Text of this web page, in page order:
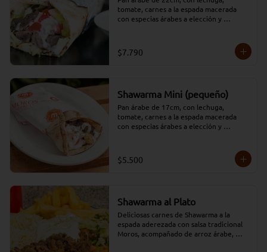
tomate, carnes a la espada macerada
con especias árabes a elección y
Carne/Pollo/Mixto/Falafel)
$7.790
Shawarma Mini (pequeño)
Pan árabe de 17cm, con lechuga,
tomate, carnes a la espada macerada
con especias árabes a elección y
Carne/Pollo/Mixto/Falafel)
$5.500
Shawarma al Plato
Deliciosas carnes de Shawarma a la
espada aderezada con salsa tradicional
Moros, acompañado de arroz árabe,